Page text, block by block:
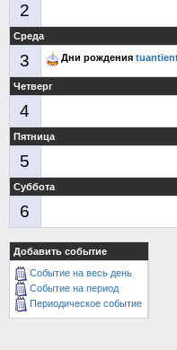
2
Среда
3 Дни рождения
Четверг
4
Пятница
5
Суббота
6
Добавить событие
Событие на весь день
Событие на период
Периодическое событие